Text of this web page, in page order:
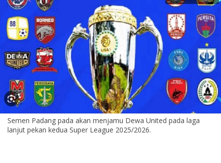
Semen Padang pada akan menjamu Dewa United pada laga
lanjut pekan kedua Super League 2025/2026.